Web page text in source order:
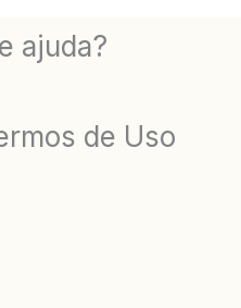
ajuda?
de Uso